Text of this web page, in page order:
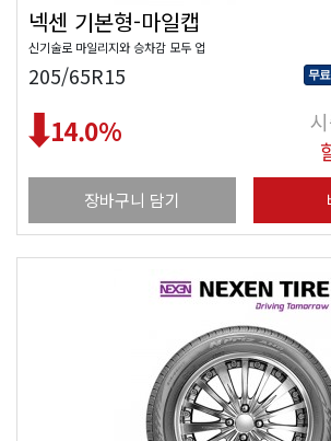
넥센 기본형-마일캡
신기술로 마일리지와 승차감 모두 업
205/65R15 무
14.0%
장바구니 담기